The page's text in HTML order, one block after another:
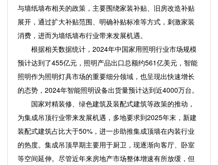
与墙纸墙布相关的政策，主要围绕家装补贴、旧房改造补贴
展开，通过扩大补贴范围、明确补贴标准等方式，刺激家装
消费，进而为墙纸墙布行业带来发展机遇。
根据相关数据统计，2024年中国家用照明行业市场规模
预计达到了455亿元，照明产品出口总额约561亿美元，智能
照明作为照明灯具市场的重要细分领域，也呈现出快速增长
的态势，2024年智能照明设备出货量预计达到近4000万台。
国家对精装修、绿色建筑及装配式建筑等政策的推动，
为集成吊顶行业带来发展机遇，多地要求到2025年末，新建
装配式建筑占比大于50%，进一步助推集成顶墙在内装行业
的热度。集成吊顶早期主要用于厨卫，现逐渐向客厅、卧室
等空间延伸。尽管近年来房地产市场整体增速有所放缓，但